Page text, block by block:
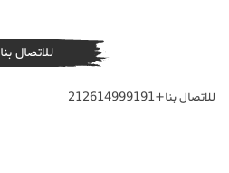
للاتصال بنا
للاتصال بنا+212614999191